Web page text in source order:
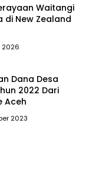
Waitangi
di New Zealand
2026
Dana Desa
2022 Dari
Aceh
2023